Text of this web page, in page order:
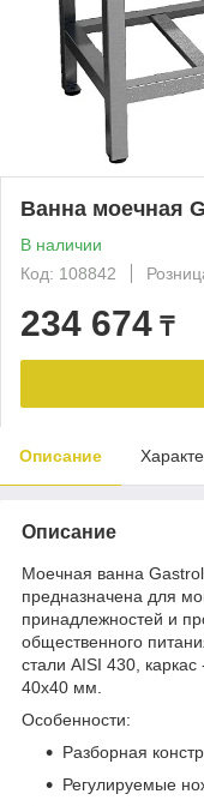
Ванна моечная
В наличии
Код: 108842
234 674 ₸
Описание
Описание
Моечная ванна
предназначена для
принадлежностей и
общественного
стали AISI 430,
40х40 мм.
Особенности:
Разборная
Регулируемые